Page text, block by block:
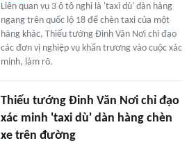
Liên quan vụ 3 ô tô nghi là 'taxi dù' dàn hàng
ngang trên quốc lộ 18 để chèn taxi của một
hãng khác, Thiếu tướng Đinh Văn Nơi chỉ đạo
các đơn vị nghiệp vụ khẩn trương vào cuộc xác
minh, làm rõ.
Thiếu tướng Đinh Văn Nơi chỉ đạo
xác minh 'taxi dù' dàn hàng chèn
xe trên đường